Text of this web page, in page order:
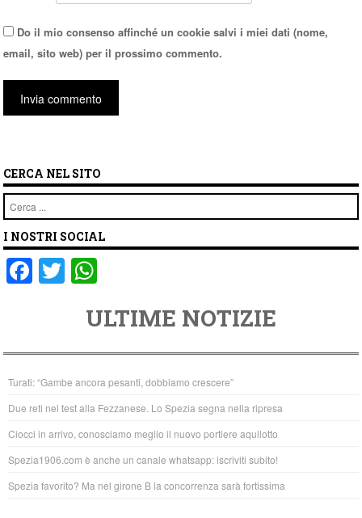
Do il mio consenso affinché un cookie salvi i miei dati (nome,
email, sito web) per il prossimo commento.
CERCA NEL SITO
Cerca
I NOSTRI SOCIAL
F
a
e
b
o
o
k
T
wi
er
at
s
A
p
p
ULTIME NOTIZIE
Turati: “Gambe ancora pesanti, dobbiamo crescere”
Due reti nel test alla Fezzanese. Lo Spezia segna nella ripresa
Ciocci in arrivo, conosciamo meglio il nuovo portiere aquilotto
Spezia1906.com è anche un canale whatsapp: iscriviti subito!
Spezia favorito? Ma nel girone B la concorrenza sarà fortissima